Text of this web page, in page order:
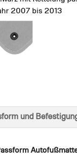
2007 bis 2013
und